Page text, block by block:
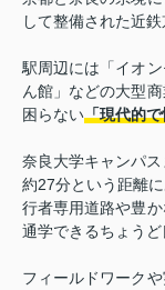
して整備された近
駅周辺には「イオ
ん館」などの大型
困らない「現代的
奈良大学キャンパ
約27分という距離
行者専用道路や豊
通学できるちょうど
フィールドワーク